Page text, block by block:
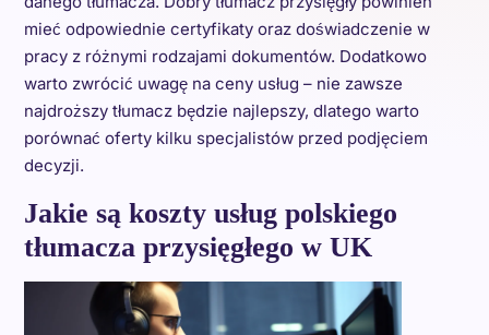
mieć odpowiednie certyfikaty oraz doświadczenie w
pracy z różnymi rodzajami dokumentów. Dodatkowo
warto zwrócić uwagę na ceny usług – nie zawsze
najdroższy tłumacz będzie najlepszy, dlatego warto
porównać oferty kilku specjalistów przed podjęciem
decyzji.
Jakie są koszty usług polskiego
tłumacza przysięgłego w UK